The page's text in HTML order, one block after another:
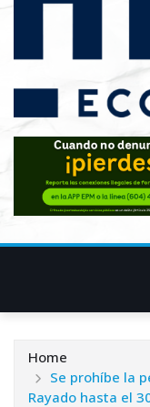
Home
Se prohíbe la
Rayado hasta el